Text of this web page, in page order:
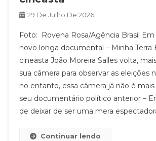
29 De Julho De 2026
Foto: Rovena Rosa/Agência Brasil
novo longa documental – Minha Terra
cineasta João Moreira Salles volta,
sua câmera para observar as eleições
no entanto, essa câmera já não é
seu documentário político anterior –
de deixar de ser uma mera
Continuar lendo